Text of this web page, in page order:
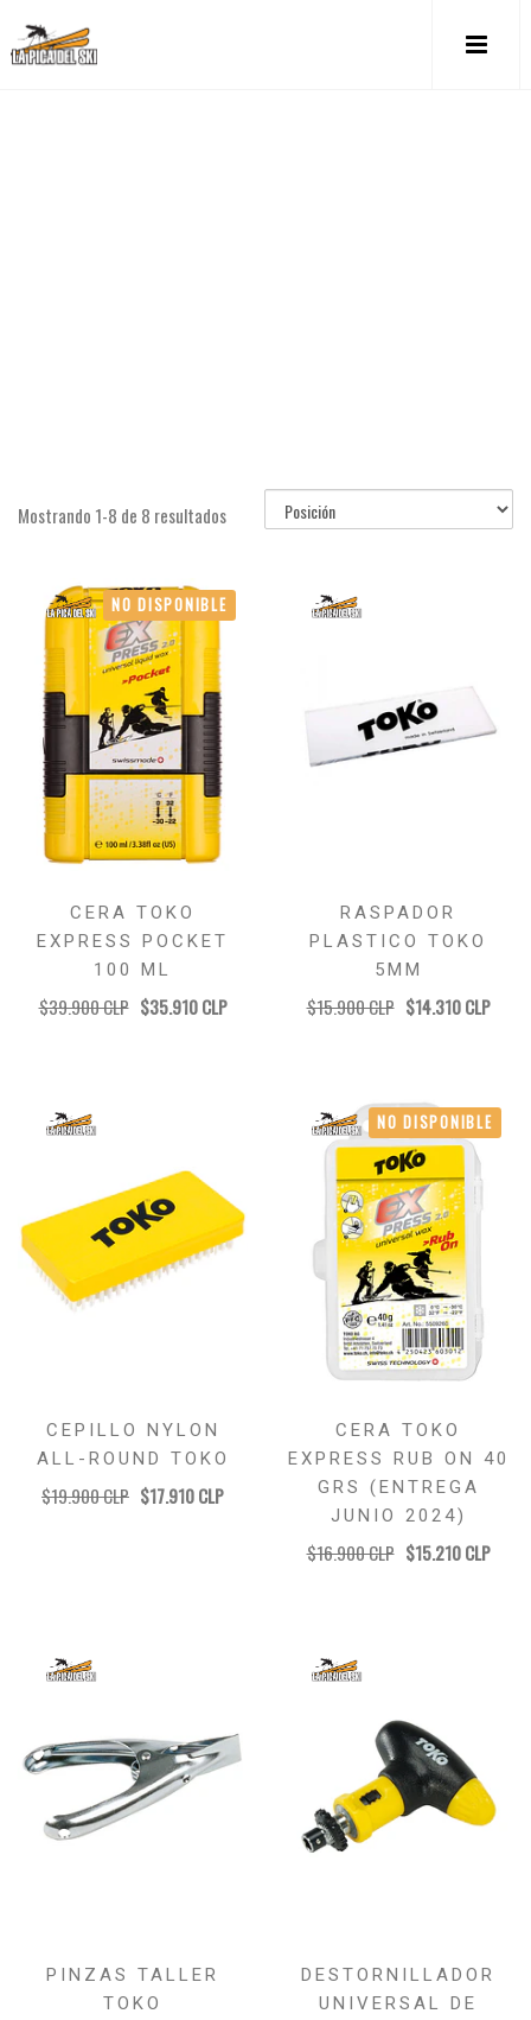
Mostrando 1-8 de 8 resultados
NO DISPONIBLE
CERA TOKO
EXPRESS POCKET
100 ML
$39.900 CLP $35.910 CLP
RASPADOR
PLASTICO TOKO
5MM
$15.900 CLP $14.310 CLP
CEPILLO NYLON
ALL-ROUND TOKO
$19.900 CLP $17.910 CLP
NO DISPONIBLE
CERA TOKO
EXPRESS RUB ON 40
GRS (ENTREGA
JUNIO 2024)
$16.900 CLP $15.210 CLP
PINZAS TALLER
TOKO
DESTORNILLADOR
UNIVERSAL DE